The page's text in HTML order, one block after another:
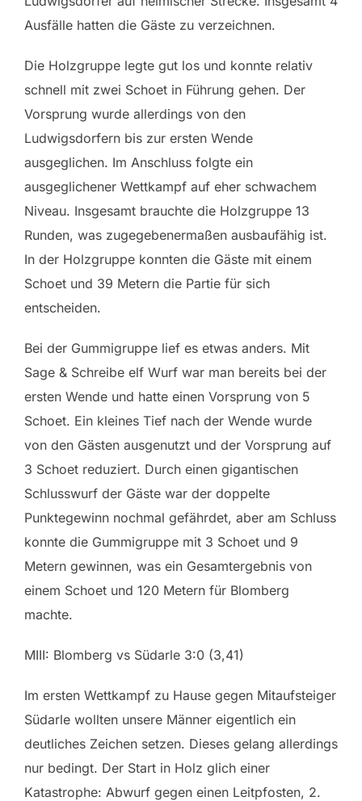
Ausfälle hatten die Gäste zu verzeichnen.
Die Holzgruppe legte gut los und konnte relativ
schnell mit zwei Schoet in Führung gehen. Der
Vorsprung wurde allerdings von den
Ludwigsdorfern bis zur ersten Wende
ausgeglichen. Im Anschluss folgte ein
ausgeglichener Wettkampf auf eher schwachem
Niveau. Insgesamt brauchte die Holzgruppe 13
Runden, was zugegebenermaßen ausbaufähig ist.
In der Holzgruppe konnten die Gäste mit einem
Schoet und 39 Metern die Partie für sich
entscheiden.
Bei der Gummigruppe lief es etwas anders. Mit
Sage & Schreibe elf Wurf war man bereits bei der
ersten Wende und hatte einen Vorsprung von 5
Schoet. Ein kleines Tief nach der Wende wurde
von den Gästen ausgenutzt und der Vorsprung auf
3 Schoet reduziert. Durch einen gigantischen
Schlusswurf der Gäste war der doppelte
Punktegewinn nochmal gefährdet, aber am Schluss
konnte die Gummigruppe mit 3 Schoet und 9
Metern gewinnen, was ein Gesamtergebnis von
einem Schoet und 120 Metern für Blomberg
machte.
MIII: Blomberg vs Südarle 3:0 (3,41)
Im ersten Wettkampf zu Hause gegen Mitaufsteiger
Südarle wollten unsere Männer eigentlich ein
deutliches Zeichen setzen. Dieses gelang allerdings
nur bedingt. Der Start in Holz glich einer
Katastrophe: Abwurf gegen einen Leitpfosten, 2.